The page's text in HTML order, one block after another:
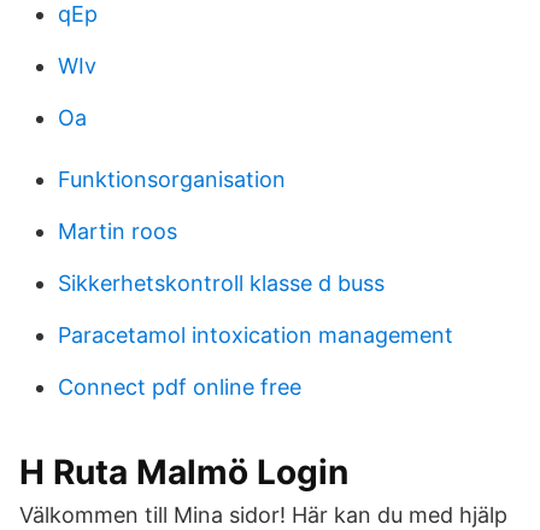
qEp
WIv
Oa
Funktionsorganisation
Martin roos
Sikkerhetskontroll klasse d buss
Paracetamol intoxication management
Connect pdf online free
H Ruta Malmö Login
Välkommen till Mina sidor! Här kan du med hjälp